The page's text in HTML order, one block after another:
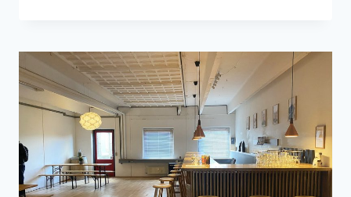
DENMARK